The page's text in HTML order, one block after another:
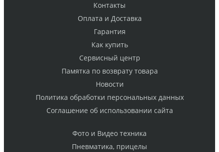
Контакты
Оплата и Доставка
Гарантия
Как купить
Cервисный центр
Памятка по возврату товара
Новости
Политика обработки персональных данных
Cоглашение об использовании сайта
Фото и Видео техника
Пневматика, прицелы